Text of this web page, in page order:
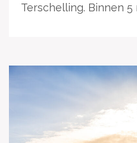
Terschelling. Binnen 5